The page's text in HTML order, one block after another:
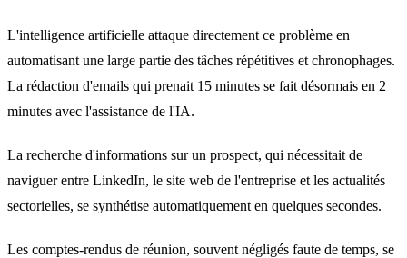
L'intelligence artificielle attaque directement ce problème en
automatisant une large partie des tâches répétitives et chronophages.
La rédaction d'emails qui prenait 15 minutes se fait désormais en 2
minutes avec l'assistance de l'IA.
La recherche d'informations sur un prospect, qui nécessitait de
naviguer entre LinkedIn, le site web de l'entreprise et les actualités
sectorielles, se synthétise automatiquement en quelques secondes.
Les comptes-rendus de réunion, souvent négligés faute de temps, se